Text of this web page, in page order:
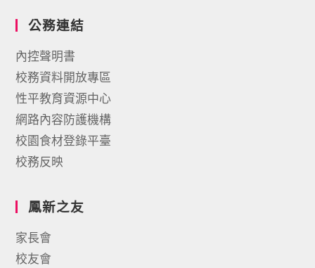
公務連結
內控聲明書
校務資料開放專區
性平教育資源中心
網路內容防護機構
校園食材登錄平臺
校務反映
鳳新之友
家長會
校友會